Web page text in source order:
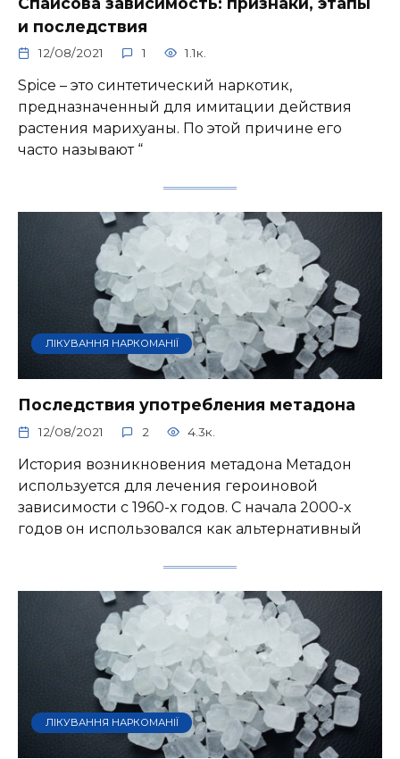
и последствия
12/08/2021 1 1.1к.
Spice – это синтетический наркотик,
предназначенный для имитации действия
растения марихуаны. По этой причине его
часто называют “
ЛІКУВАННЯ НАРКОМАНІЇ
Последствия употребления метадона
12/08/2021 2 4.3к.
История возникновения метадона Метадон
используется для лечения героиновой
зависимости с 1960-х годов. С начала 2000-х
годов он использовался как альтернативный
ЛІКУВАННЯ НАРКОМАНІЇ